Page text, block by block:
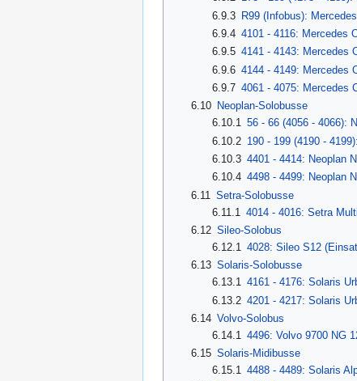
6.9.3 R99 (Infobus):
6.9.4 4101 - 4116: Mercedes
6.9.5 4141 - 4143: Mercedes
6.9.6 4144 - 4149: Mercedes
6.9.7 4061 - 4075: Mercedes
6.10
Neoplan-Solobusse
6.10.1 56 - 66 (4056 - 4066):
6.10.2 190 - 199 (4190 -
6.10.3 4401 - 4414: Neoplan
6.10.4 4498 - 4499: Neoplan
6.11 Setra-Solobusse
6.11.1
4014 - 4016: Setra
6.12 Sileo-Solobus
6.12.1
4028: Sileo S12
6.13 Solaris-Solobusse
6.13.1 4161 - 4176: Solaris
6.13.2 4201 - 4217: Solaris
6.14 Volvo-Solobus
6.14.1
4496: Volvo 9700 NG
6.15 Solaris-Midibusse
6.15.1 4488 - 4489: Solaris